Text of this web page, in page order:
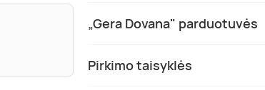
„Gera Dovana" parduotuvės
Pirkimo taisyklės